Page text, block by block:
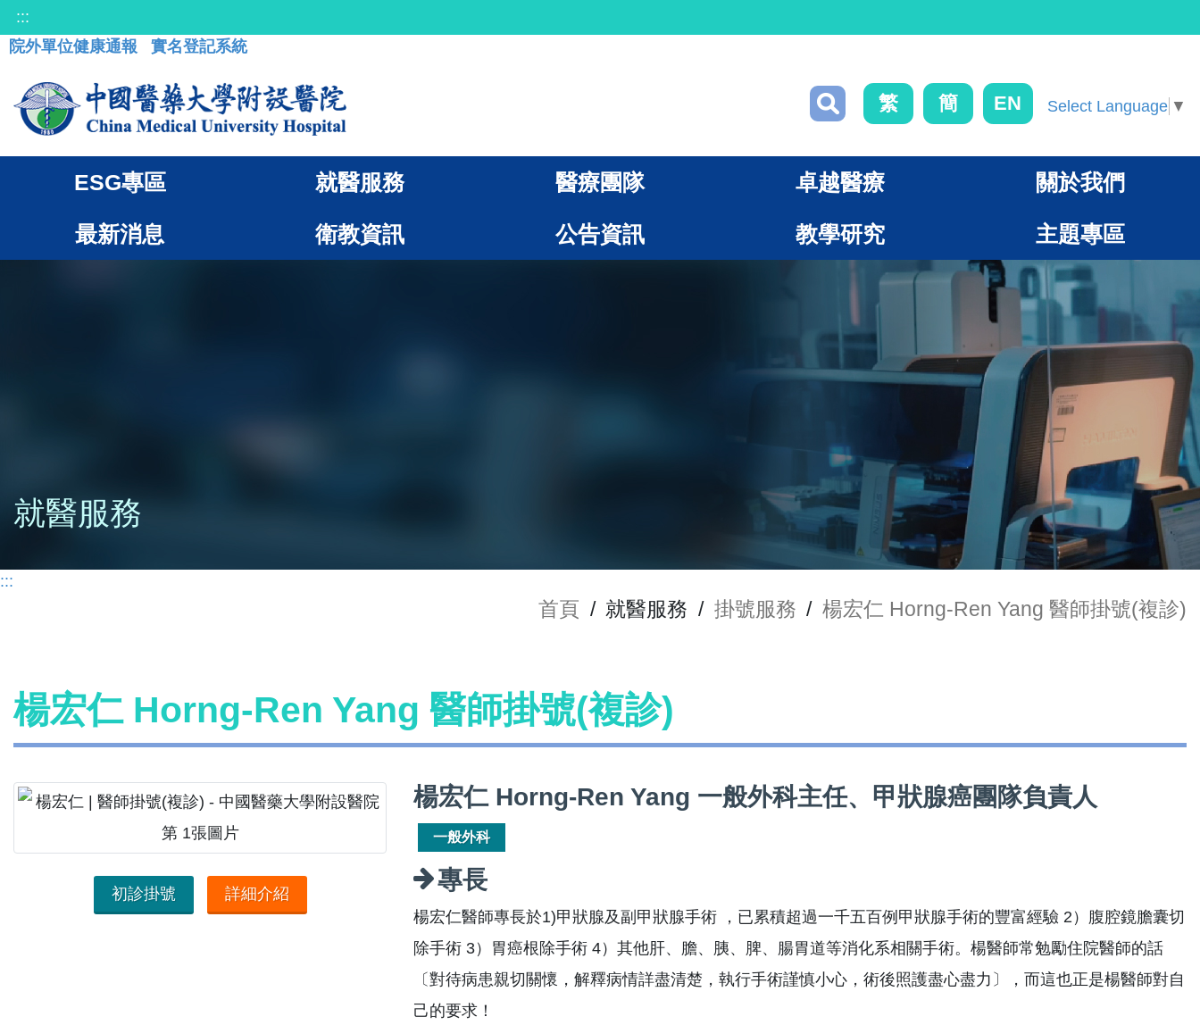
:::
院外單位健康通報
實名登記系統
繁 簡 EN Select Language ▼
ESG專區 就醫服務 醫療團隊 卓越醫療 關於我們
最新消息 衛教資訊 公告資訊 教學研究 主題專區
就醫服務
:::
首頁 / 就醫服務 / 掛號服務 / 楊宏仁 Horng-Ren Yang 醫師掛號(複診)
楊宏仁 Horng-Ren Yang 醫師掛號(複診)
初診掛號 詳細介紹
楊宏仁 Horng-Ren Yang 一般外科主任、甲狀腺癌團隊負責人
一般外科
專長
楊宏仁醫師專長於1)甲狀腺及副甲狀腺手術 ，已累積超過一千五百例甲狀腺手術的豐富經驗 2）腹腔鏡膽囊切
除手術 3）胃癌根除手術 4）其他肝、膽、胰、脾、腸胃道等消化系相關手術。楊醫師常勉勵住院醫師的話
〔對待病患親切關懷，解釋病情詳盡清楚，執行手術謹慎小心，術後照護盡心盡力〕，而這也正是楊醫師對自
己的要求！